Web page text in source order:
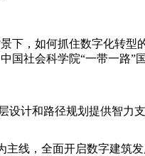
，如何抓住数字化转型
国社会科学院“一带一路”
计和路径规划提供智力支
线，全面开启数字建筑